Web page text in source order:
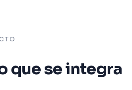
que se integra